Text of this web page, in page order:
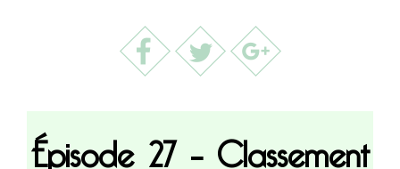
Épisode 27 – Classement